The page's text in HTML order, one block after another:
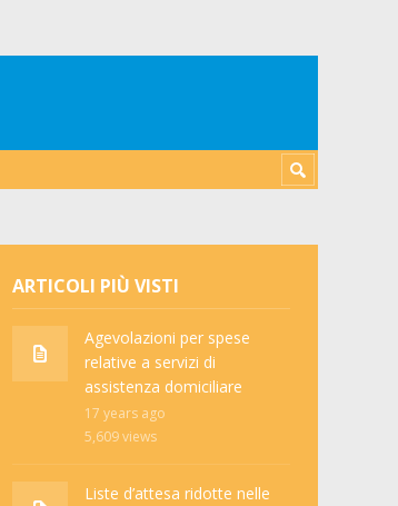
ARTICOLI PIÙ VISTI
Agevolazioni per spese
relative a servizi di
assistenza domiciliare
17 years ago
5,609views
Liste d’attesa ridotte nelle